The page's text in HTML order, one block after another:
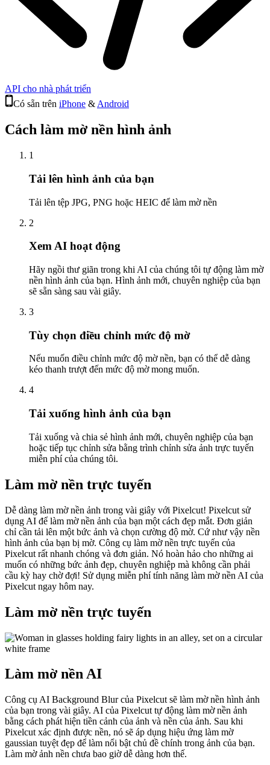
API cho nhà phát triển
Có sẵn trên iPhone & Android
Cách làm mờ nền hình ảnh
1
Tải lên hình ảnh của bạn
Tải lên tệp JPG, PNG hoặc HEIC để làm mờ nền
2
Xem AI hoạt động
Hãy ngồi thư giãn trong khi AI của chúng tôi tự động làm mờ
nền hình ảnh của bạn. Hình ảnh mới, chuyên nghiệp của bạn
sẽ sẵn sàng sau vài giây.
3
Tùy chọn điều chỉnh mức độ mờ
Nếu muốn điều chỉnh mức độ mờ nền, bạn có thể dễ dàng
kéo thanh trượt đến mức độ mờ mong muốn.
4
Tải xuống hình ảnh của bạn
Tải xuống và chia sẻ hình ảnh mới, chuyên nghiệp của bạn
hoặc tiếp tục chỉnh sửa bằng trình chỉnh sửa ảnh trực tuyến
miễn phí của chúng tôi.
Làm mờ nền trực tuyến
Dễ dàng làm mờ nền ảnh trong vài giây với Pixelcut! Pixelcut sử
dụng AI để làm mờ nền ảnh của bạn một cách đẹp mắt. Đơn giản
chỉ cần tải lên một bức ảnh và chọn cường độ mờ. Cứ như vậy nền
hình ảnh của bạn bị mờ. Công cụ làm mờ nền trực tuyến của
Pixelcut rất nhanh chóng và đơn giản. Nó hoàn hảo cho những ai
muốn có những bức ảnh đẹp, chuyên nghiệp mà không cần phải
cầu kỳ hay chờ đợi! Sử dụng miễn phí tính năng làm mờ nền AI của
Pixelcut ngay hôm nay.
Làm mờ nền trực tuyến
Làm mờ nền AI
Công cụ AI Background Blur của Pixelcut sẽ làm mờ nền hình ảnh
của bạn trong vài giây. AI của Pixelcut tự động làm mờ nền ảnh
bằng cách phát hiện tiền cảnh của ảnh và nền của ảnh. Sau khi
Pixelcut xác định được nền, nó sẽ áp dụng hiệu ứng làm mờ
gaussian tuyệt đẹp để làm nổi bật chủ đề chính trong ảnh của bạn.
Làm mờ ảnh nền chưa bao giờ dễ dàng hơn thế.